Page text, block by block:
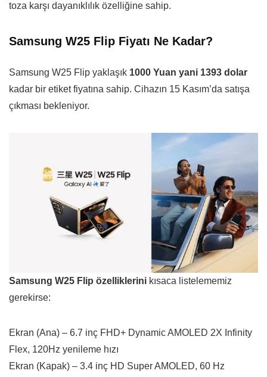
toza karşı dayanıklılık özelliğine sahip.
Samsung W25 Flip Fiyatı Ne Kadar?
Samsung W25 Flip yaklaşık 1000 Yuan yani 1393 dolar
kadar bir etiket fiyatına sahip. Cihazın 15 Kasım’da satışa
çıkması bekleniyor.
Samsung W25 Flip özelliklerini kısaca listelememiz
gerekirse:
Ekran (Ana) – 6.7 inç FHD+ Dynamic AMOLED 2X Infinity
Flex, 120Hz yenileme hızı
Ekran (Kapak) – 3.4 inç HD Super AMOLED, 60 Hz